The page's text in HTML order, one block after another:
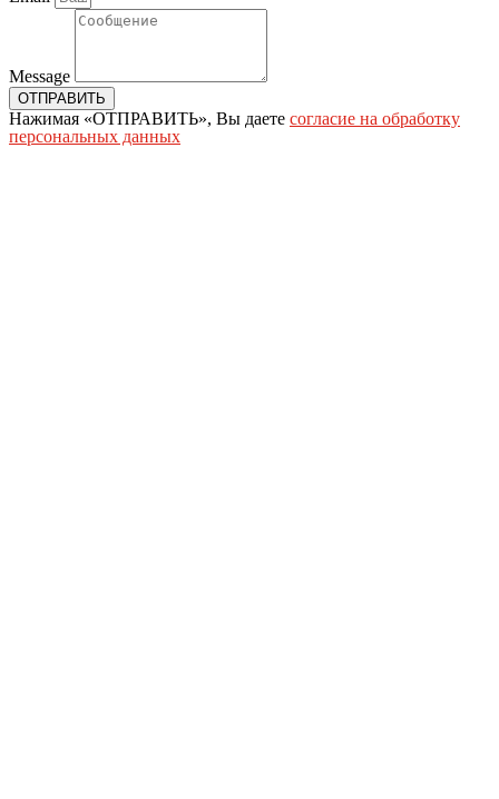
Message
ОТПРАВИТЬ
Нажимая «ОТПРАВИТЬ», Вы даете согласие на обработку
персональных данных